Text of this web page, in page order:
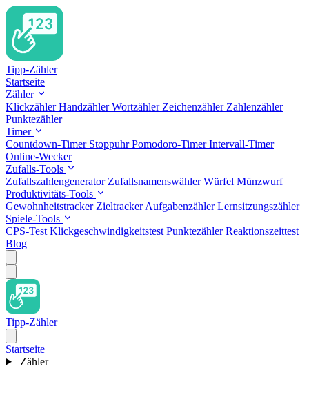
Tipp-Zähler
Startseite
Zähler
KlickzählerHandzählerWortzähler Zeichenzähler Zahlenzähler
Punktezähler
Timer
Countdown-Timer StoppuhrPomodoro-TimerIntervall-Timer
Online-Wecker
Zufalls-Tools
Zufallszahlengenerator ZufallsnamenswählerWürfel Münzwurf
Produktivitäts-Tools
Gewohnheitstracker ZieltrackerAufgabenzählerLernsitzungszähler
Spiele-Tools
CPS-Test Klickgeschwindigkeitstest PunktezählerReaktionszeittest
Blog
Tipp-Zähler
Startseite
Zähler